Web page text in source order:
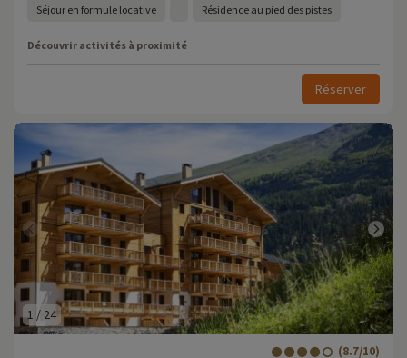
Séjour en formule locative Résidence au pied des pistes
Découvrir activités à proximité
Réserver
1 / 24
(8.7/10)